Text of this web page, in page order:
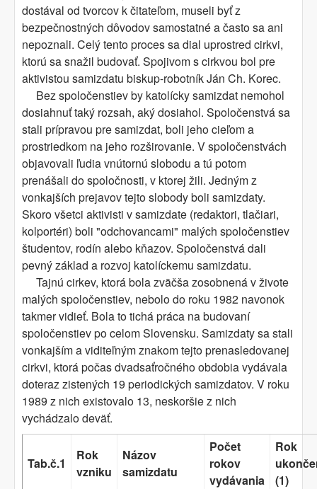
dostával od tvorcov k čitateľom, museli byť z
bezpečnostných dôvodov samostatné a často sa ani
nepoznali. Celý tento proces sa dial uprostred cirkvi,
ktorú sa snažil budovať. Spojivom s cirkvou bol pre
aktivistou samizdatu biskup-robotník Ján Ch. Korec.
Bez spoločenstiev by katolícky samizdat nemohol
dosiahnuť taký rozsah, aký dosiahol. Spoločenstvá sa
stali prípravou pre samizdat, boli jeho cieľom a
prostriedkom na jeho rozširovanie. V spoločenstvách
objavovali ľudia vnútornú slobodu a tú potom
prenášali do spoločnosti, v ktorej žili. Jedným z
vonkajších prejavov tejto slobody boli samizdaty.
Skoro všetci aktivisti v samizdate (redaktori, tlačiari,
kolportéri) boli "odchovancami" malých spoločenstiev
študentov, rodín alebo kňazov. Spoločenstvá dali
pevný základ a rozvoj katolíckemu samizdatu.
Tajnú cirkev, ktorá bola zväčša zosobnená v živote
malých spoločenstiev, nebolo do roku 1982 navonok
takmer vidieť. Bola to tichá práca na budovaní
spoločenstiev po celom Slovensku. Samizdaty sa stali
vonkajším a viditeľným znakom tejto prenasledovanej
cirkvi, ktorá počas dvadsaťročného obdobia vydávala
doteraz zistených 19 periodických samizdatov. V roku
1989 z nich existovalo 13, neskoršie z nich
vychádzalo deväť.
Tab.č.1
Rok
vzniku
Názov
samizdatu
Počet
rokov
vydávania
Rok
(1)